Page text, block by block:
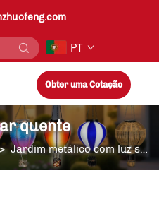
PT
Obter uma Cotação
quente
Jardim metálico com luz solar